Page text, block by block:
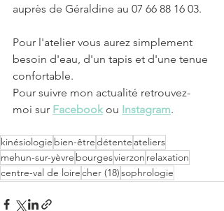
auprès de Géraldine au 07 66 88 16 03.
Pour l'atelier vous aurez simplement
besoin d'eau, d'un tapis et d'une tenue
confortable.
Pour suivre mon actualité retrouvez-
moi sur Facebook ou Instagram.
kinésiologie bien-êtredétente ateliers
mehun-sur-yèvre bourgesvierzon relaxation
centre-val de loirecher (18)sophrologie